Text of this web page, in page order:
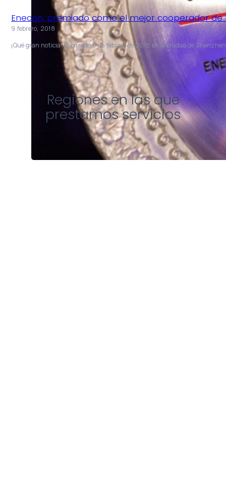
Enecon, premiado como el mejor cooperador de
9 febrero, 2018
¡Qué gran noticia! El pasado 6 de febrero de 2018 en la ciudad de
Regiones en las que
prestamos servicios